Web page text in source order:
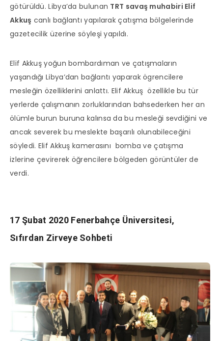
götürüldü. Libya’da bulunan TRT savaş muhabiri Elif
Akkuş canlı bağlantı yapılarak çatışma bölgelerinde
gazetecilik üzerine söyleşi yapıldı.
Elif Akkuş yoğun bombardıman ve çatışmaların
yaşandığı Libya’dan bağlantı yaparak ögrencilere
mesleğin özelliklerini anlattı. Elif Akkuş özellikle bu tür
yerlerde çalışmanın zorluklarından bahsederken her an
ölümle burun buruna kalınsa da bu mesleği sevdiğini ve
ancak severek bu meslekte başarılı olunabileceğini
söyledi. Elif Akkuş kamerasını bomba ve çatışma
izlerine çevirerek öğrencilere bölgeden görüntüler de
verdi.
17 Şubat 2020 Fenerbahçe Üniversitesi,
Sıfırdan Zirveye Sohbeti